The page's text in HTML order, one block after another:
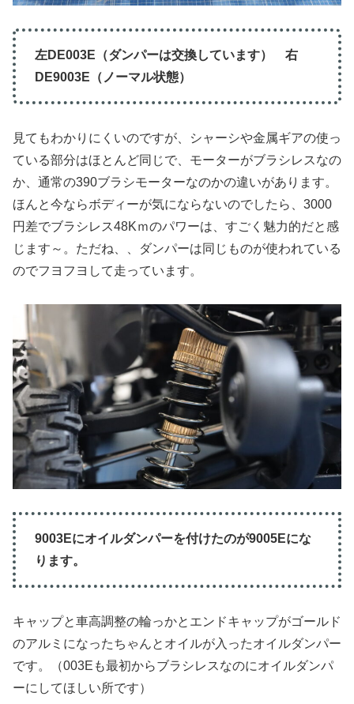
左DE003E（ダンパーは交換しています） 右
DE9003E（ノーマル状態）
見てもわかりにくいのですが、シャーシや金属ギアの使っ
ている部分はほとんど同じで、モーターがブラシレスなの
か、通常の390ブラシモーターなのかの違いがあります。
ほんと今ならボディーが気にならないのでしたら、3000
円差でブラシレス48Kｍのパワーは、すごく魅力的だと感
じます～。ただね、、ダンパーは同じものが使われている
のでフヨフヨして走っています。
9003Eにオイルダンパーを付けたのが9005Eにな
ります。
キャップと車高調整の輪っかとエンドキャップがゴールド
のアルミになったちゃんとオイルが入ったオイルダンパー
です。（003Eも最初からブラシレスなのにオイルダンパ
ーにしてほしい所です）